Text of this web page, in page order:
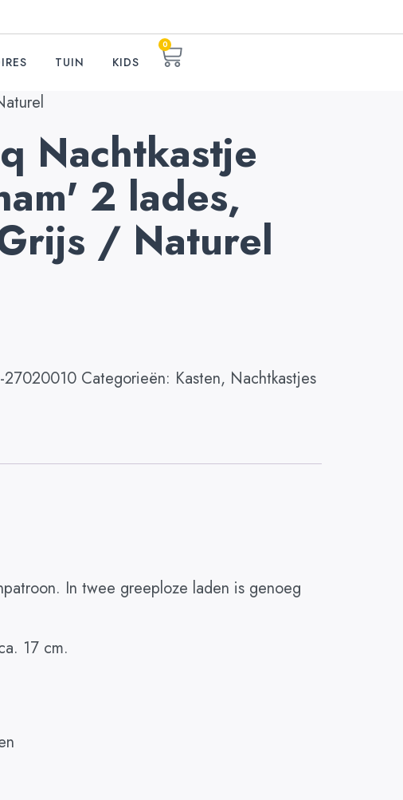
TUIN KIDS
0
Nachtkastje
2 lades,
/ Naturel
27020010 Categorieën: Kasten, Nachtkastjes
In twee greeploze laden is genoeg
17 cm.